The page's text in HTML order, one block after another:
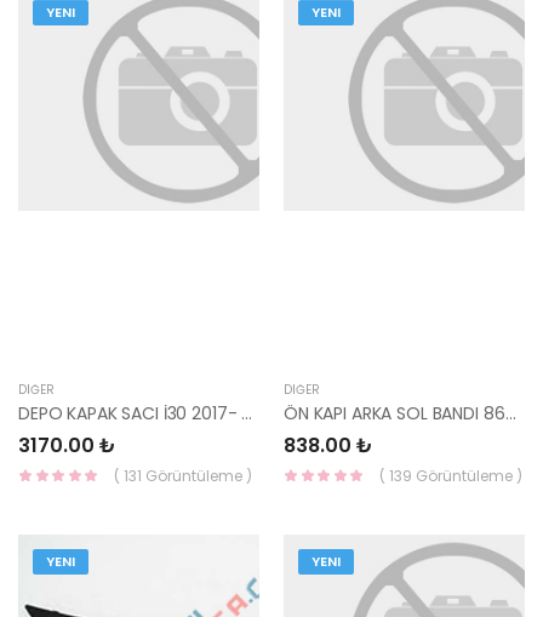
YENI
DIĞER
DEPO KAPAK SACI İ30 2017- 69510-G3000-HMC
3170.00 ₺
( 131 Görüntüleme )
YENI
DIĞER
ÖN KAPI ARKA SOL BANDI 86362-1G001-HMC
838.00 ₺
( 139 Görüntüleme )
YENI YENI